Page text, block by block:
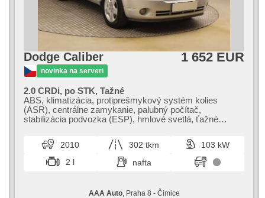
hláv, výškovo nastaviteľné sedadlá, výškovo nastaviteľné
sedadlo vodiča, wifi hotspot, zadná lakťová opierka, zadné
svetlá LED, zatmavené zadné sklá, závesné zariadenie
Dodge Caliber
novinka na serveri
1 652 EUR
2.0 CRDi, po STK, Tažné
ABS, klimatizácia, protiprešmykový systém kolies
(ASR), centrálne zamykanie, palubný počítač,
stabilizácia podvozka (ESP), hmlové svetlá, ťažné
strešný nosič, autorádio, manuálna prevodovka
2010 302 tkm
103 kW
2 l
nafta
AAA Auto, Praha 8 - Čimice